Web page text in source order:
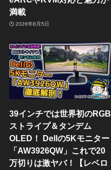
満載
2026年8月5日
39インチでは世界初のRGB
ストライプ＆タンデム
OLED！ Dellの5Kモニター
「AW3926QW」これで20
万切りは激ヤバ！【レベロ